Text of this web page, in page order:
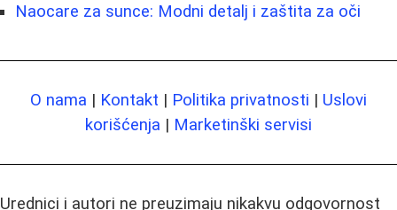
Naocare za sunce: Modni detalj i zaštita za oči
O nama | Kontakt | Politika privatnosti | Uslovi
korišćenja | Marketinški servisi
Urednici i autori ne preuzimaju nikakvu odgovornost